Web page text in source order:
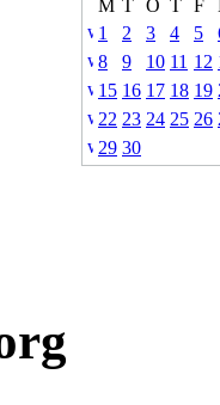
M T O T F
1
2 3 4 5
8
9 10 11 12
15 16 17 18 19
22 23 24 25 26
29 30